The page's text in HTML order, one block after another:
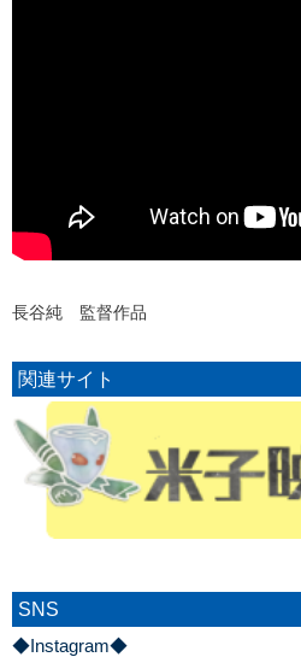
長谷純 監督作品
関連サイト
SNS
◆Instagram◆